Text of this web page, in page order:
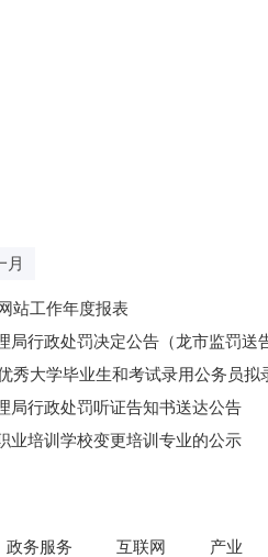
月
站工作年度报表
局行政处罚决定公告（龙市监罚送
秀大学毕业生和考试录用公务员拟
局行政处罚听证告知书送达公告
〕71号）
业培训学校变更培训专业的公示
政务服务 互联网 产业